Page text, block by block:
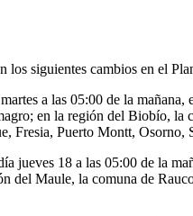
siguientes cambios en el
a las 05:00 de la
en la región del Biobío,
Fresia, Puerto Montt,
jueves 18 a las 05:00 de la
del Maule, la comuna de